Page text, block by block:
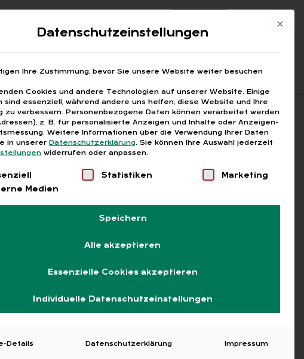
Suchen
Registrierung
Fragen aus den ARGEn Printausgaben
Mit
Datenschutzeinstellungen
Ihre Zustimmung, bevor Sie unsere Website weiter besuchen
Cookies und andere Technologien auf unserer Website. Einige
sind essenziell, während andere uns helfen, diese Website und Ihre
zu verbessern. Personenbezogene Daten können verarbeitet werden
z. B. für personalisierte Anzeigen und Inhalte oder Anzeigen-
Weitere Informationen über die Verwendung Ihrer Daten
in unserer Datenschutzerklärung. Sie können Ihre Auswahl jederzeit
widerrufen oder anpassen.
eine Liste der Service-Gruppen, für die eine
Statistiken
Marketing
Medien
Speichern
Alle akzeptieren
Essenzielle Cookies akzeptieren
Individuelle Datenschutzeinstellungen
Details Datenschutzerklärung Impressum